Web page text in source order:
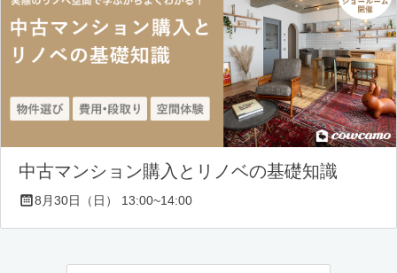
中古マンション購入とリノベの基礎知識
8月30日（日） 13:00~14:00